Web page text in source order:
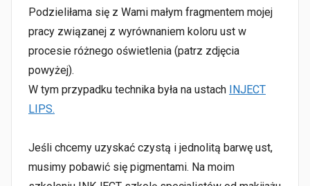
Podzieliłama się z Wami małym fragmentem mojej
pracy związanej z wyrównaniem koloru ust w
procesie różnego oświetlenia (patrz zdjęcia
powyżej).⠀
W tym przypadku technika była na ustach INJECT
LIPS.
Jeśli chcemy uzyskać czystą i jednolitą barwę ust,
musimy pobawić się pigmentami. Na moim